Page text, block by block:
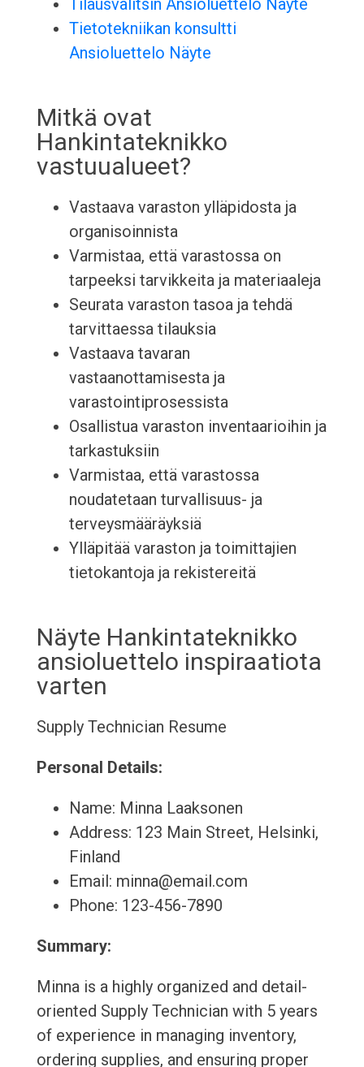
Tilausvalitsin Ansioluettelo Näyte
Tietotekniikan konsultti
Ansioluettelo Näyte
Mitkä ovat
Hankintateknikko
vastuualueet?
Vastaava varaston ylläpidosta ja
organisoinnista
Varmistaa, että varastossa on
tarpeeksi tarvikkeita ja materiaaleja
Seurata varaston tasoa ja tehdä
tarvittaessa tilauksia
Vastaava tavaran
vastaanottamisesta ja
varastointiprosessista
Osallistua varaston inventaarioihin ja
tarkastuksiin
Varmistaa, että varastossa
noudatetaan turvallisuus- ja
terveysmääräyksiä
Ylläpitää varaston ja toimittajien
tietokantoja ja rekistereitä
Näyte Hankintateknikko
ansioluettelo inspiraatiota
varten
Supply Technician Resume
Personal Details:
Name: Minna Laaksonen
Address: 123 Main Street, Helsinki,
Finland
Email: minna@email.com
Phone: 123-456-7890
Summary:
Minna is a highly organized and detail-
oriented Supply Technician with 5 years
of experience in managing inventory,
ordering supplies, and ensuring proper